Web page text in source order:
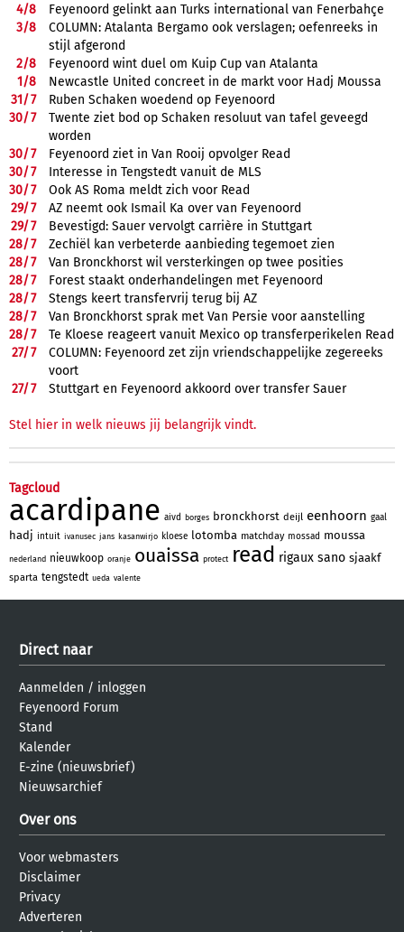
4/8
Feyenoord gelinkt aan Turks international van Fenerbahçe
3/8
COLUMN: Atalanta Bergamo ook verslagen; oefenreeks in
stijl afgerond
2/8
Feyenoord wint duel om Kuip Cup van Atalanta
1/8
Newcastle United concreet in de markt voor Hadj Moussa
31/7
Ruben Schaken woedend op Feyenoord
30/7
Twente ziet bod op Schaken resoluut van tafel geveegd
worden
30/7
Feyenoord ziet in Van Rooij opvolger Read
30/7
Interesse in Tengstedt vanuit de MLS
30/7
Ook AS Roma meldt zich voor Read
29/7
AZ neemt ook Ismail Ka over van Feyenoord
29/7
Bevestigd: Sauer vervolgt carrière in Stuttgart
28/7
Zechiël kan verbeterde aanbieding tegemoet zien
28/7
Van Bronckhorst wil versterkingen op twee posities
28/7
Forest staakt onderhandelingen met Feyenoord
28/7
Stengs keert transfervrij terug bij AZ
28/7
Van Bronckhorst sprak met Van Persie voor aanstelling
28/7
Te Kloese reageert vanuit Mexico op transferperikelen Read
27/7
COLUMN: Feyenoord zet zijn vriendschappelijke zegereeks
voort
27/7 Stuttgart en Feyenoord akkoord over transfer Sauer
Stel hier in welk nieuws jij belangrijk vindt.
Tagcloud
acardipane aivd borges bronckhorst deijl eenhoorn gaal
hadj intuit ivanusec jans kasanwirjo kloese lotomba matchday mossad moussa
nederland nieuwkoop oranje ouaissa protect read rigaux sano sjaakf
sparta tengstedt ueda valente
Direct naar
Aanmelden / inloggen
Feyenoord Forum
Stand
Kalender
E-zine (nieuwsbrief)
Nieuwsarchief
Over ons
Voor webmasters
Disclaimer
Privacy
Adverteren